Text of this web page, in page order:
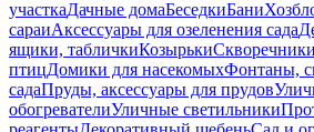
участкаДачные домаБеседкиБани
сараиАксессуары для озеленения сада
ящики, табличкиКозырьки
птицДомики для насекомыхФонтаны,
садаПруды, аксессуары для прудов
обогревателиУличные светильники